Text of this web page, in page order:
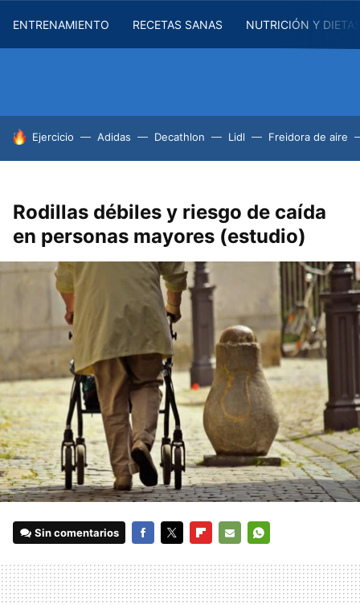
ENTRENAMIENTO RECETAS SANAS NUTRICIÓN Y
HOY SE HABLA DE
Ejercicio Adidas Decathlon Lidl Freidora de aire
Rodillas débiles y riesgo de caída
en personas mayores (estudio)
Sin comentarios
MAIL